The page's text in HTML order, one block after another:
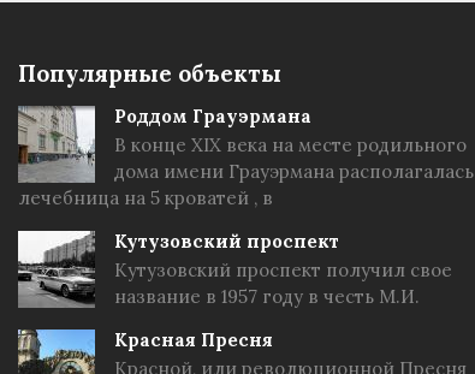
Популярные объекты
Роддом Грауэрмана
В конце XIX века на месте родильного
дома имени Грауэрмана располагалась
лечебница на 5 кроватей , в
Кутузовский проспект
Кутузовский проспект получил свое
название в 1957 году в честь М.И.
Красная Пресня
Красной, или революционной Пресня